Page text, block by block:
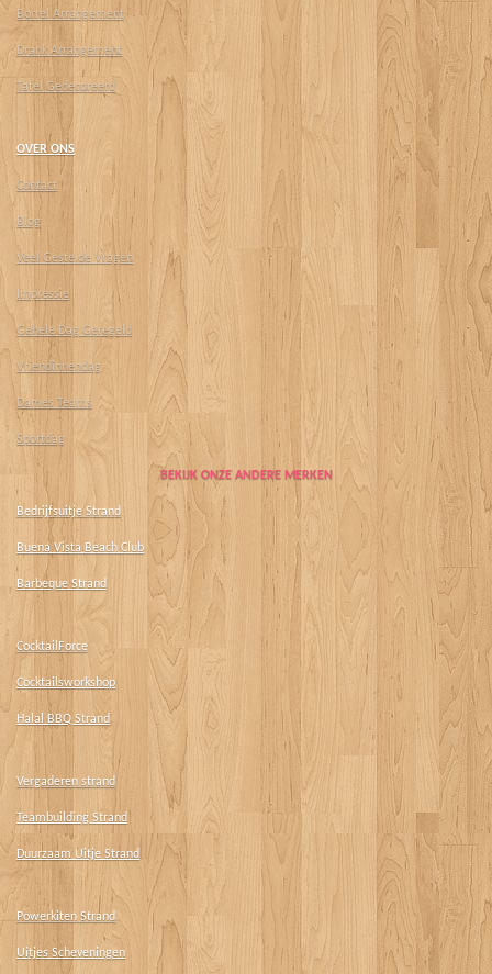
Borrel Arrangement
Drank Arrangement
Tafel Gedecoreerd
OVER ONS
Contact
Blog
Veel Gestelde Vragen
Impressie
Gehele Dag Geregeld
Vriendinnendag
Dames Teams
Sportdag
BEKIJK ONZE ANDERE MERKEN
Bedrijfsuitje Strand
Buena Vista Beach Club
Barbeque Strand
CocktailForce
Cocktailsworkshop
Halal BBQ Strand
Vergaderen strand
Teambuilding Strand
Duurzaam Uitje Strand
Powerkiten Strand
Uitjes Scheveningen